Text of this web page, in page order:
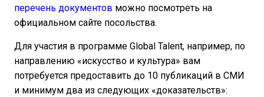
перечень документов можно посмотреть на
официальном сайте посольства.
Для участия в программе Global Talent, например, по
направлению «искусство и культура» вам
потребуется предоставить до 10 публикаций в СМИ
и минимум два из следующих «доказательств»: